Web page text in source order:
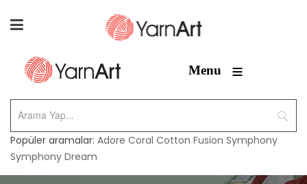
Menu ≡
Popüler aramalar: Adore Coral Cotton Fusion Symphony
Symphony Dream